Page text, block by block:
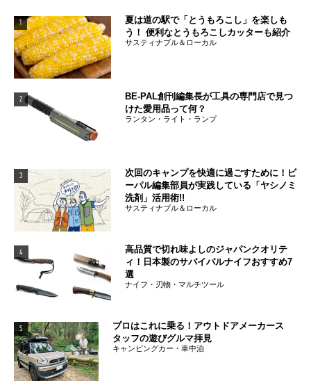
1
夏は道の駅で「とうもろこし」を楽しも
う！ 便利なとうもろこしカッターも紹介
サスティナブル＆ローカル
2
BE-PAL創刊編集長が工具の専門店で見つ
けた愛用品って何？
ランタン・ライト・ランプ
3
次回のキャンプを快適に過ごすために！ビ
ーパル編集部員が実践している「ヤシノミ
洗剤」活用術!!
サスティナブル＆ローカル
4
高品質で切れ味よしのジャパンクオリテ
ィ！日本製のサバイバルナイフおすすめ7
選
ナイフ・刃物・マルチツール
5
プロはこれに乗る！アウトドアメーカース
タッフの遊びグルマ拝見
キャンピングカー・車中泊